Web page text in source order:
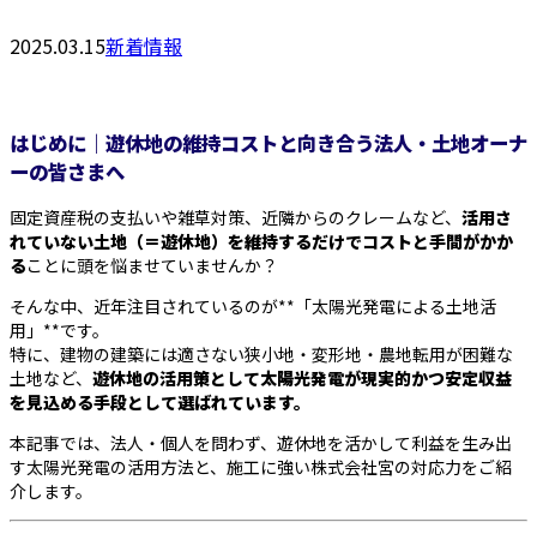
2025.03.15新着情報
はじめに｜遊休地の維持コストと向き合う法人・土地オーナ
ーの皆さまへ
固定資産税の支払いや雑草対策、近隣からのクレームなど、 活用さ
れていない土地（＝遊休地）を維持するだけでコストと手間がかか
ることに頭を悩ませていませんか？
そんな中、近年注目されているのが**「太陽光発電による土地活
用」**です。
特に、建物の建築には適さない狭小地・変形地・農地転用が困難な
土地など、 遊休地の活用策として太陽光発電が現実的かつ安定収益
を見込める手段として選ばれています。
本記事では、法人・個人を問わず、遊休地を活かして利益を生み出
す太陽光発電の活用方法と、施工に強い株式会社宮の対応力をご紹
介します。